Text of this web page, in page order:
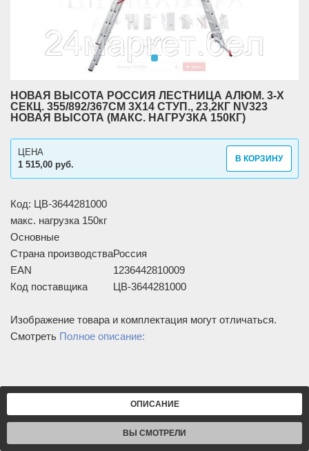
НОВАЯ ВЫСОТА РОССИЯ ЛЕСТНИЦА АЛЮМ. 3-Х
СЕКЦ. 355/892/367СМ 3Х14 СТУП., 23,2КГ NV323
НОВАЯ ВЫСОТА (МАКС. НАГРУЗКА 150КГ)
1 515,00 руб.
ЦЕНА
В КОРЗИНУ
Код: ЦВ-3644281000
макс. нагрузка 150кг
Основные
Страна производстваРоссия
EAN
1236442810009
Код поставщика
ЦВ-3644281000
Изображение товара и комплектация могут отличаться.
Смотреть Полное описание:
ОПИСАНИЕ
ВЫ СМОТРЕЛИ